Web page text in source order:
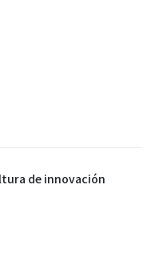
de innovación